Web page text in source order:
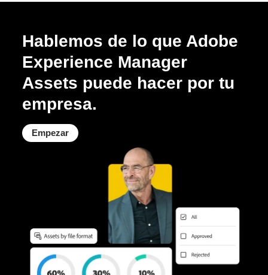
Hablemos de lo que Adobe
Experience Manager
Assets puede hacer por tu
empresa.
Empezar